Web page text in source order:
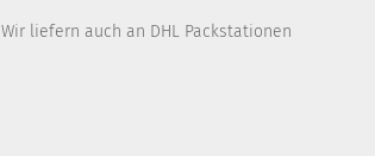
Wir liefern auch an DHL Packstationen